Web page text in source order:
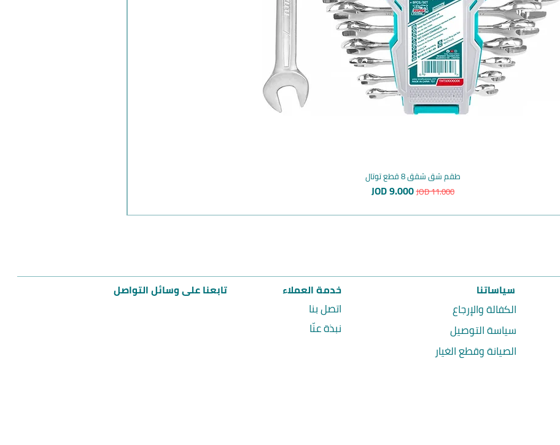
طقم شق شقق 8 قطع توتال
سعر عادي
JOD 11.000سعر البيع
JOD 9.000
تابعنا على وسائل التواصل خدمة العملاء
اتصل بنا
نبذة عنّا
سياساتنا
الكفالة والإرجاع
سياسة التوصيل
الصيانة وقطع الغيار